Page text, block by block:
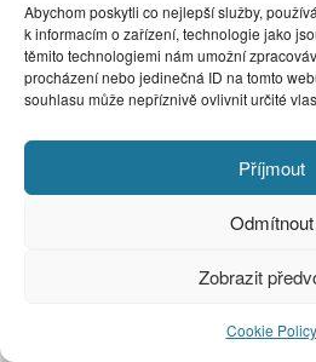
Abychom poskytli co nejlepší služby,
k informacím o zařízení, technologie jako
těmito technologiemi nám umožní
procházení nebo jedinečná ID na tomto
souhlasu může nepříznivě ovlivnit určité
Příjmout
Odmítnout
Zobrazit
Cookie Policy